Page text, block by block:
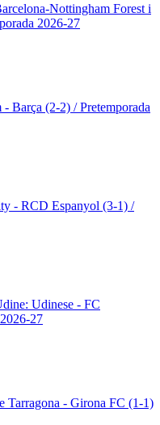
Nottingham Forest i
2026-27
Barça (2-2) / Pretemporada
- RCD Espanyol (3-1) /
Udinese - FC
27
Tarragona - Girona FC (1-1)